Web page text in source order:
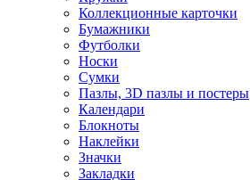
Коллекционные карточки
Бумажники
Футболки
Носки
Сумки
Пазлы, 3D пазлы и постеры
Календари
Блокноты
Наклейки
Значки
Закладки